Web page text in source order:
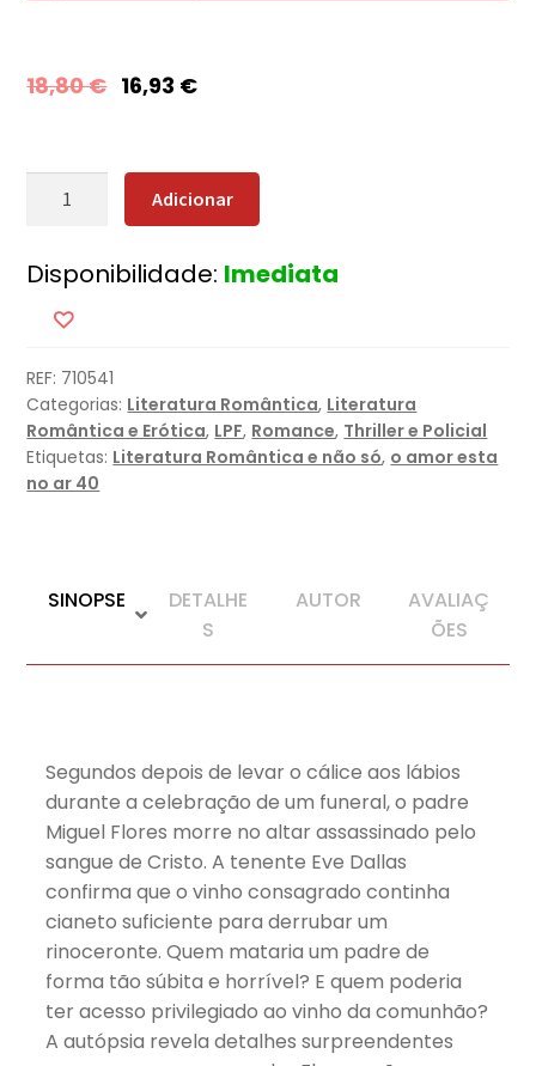
18,80€ 16,93 €
Quantidade
Mortal
Adicionar
Disponibilidade: Imediata
REF: 710541
Categorias: Literatura Romântica, Literatura
Romântica e Erótica, LPF, Romance, Thriller e Policial
Etiquetas: Literatura Romântica e não só, o amor esta
no ar 40
SINOPSE
DETALHE
S
AUTOR
AVALIAÇ
ÕES
Segundos depois de levar o cálice aos lábios
durante a celebração de um funeral, o padre
Miguel Flores morre no altar assassinado pelo
sangue de Cristo. A tenente Eve Dallas
confirma que o vinho consagrado continha
cianeto suficiente para derrubar um
rinoceronte. Quem mataria um padre de
forma tão súbita e horrível? E quem poderia
ter acesso privilegiado ao vinho da comunhão?
A autópsia revela detalhes surpreendentes